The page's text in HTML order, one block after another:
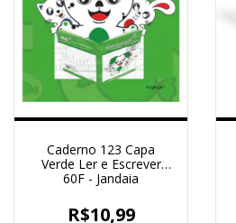
Caderno 123 Capa
Verde Ler e Escrever
60F - Jandaia
R$10,99